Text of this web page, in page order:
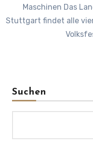
Maschinen Das
Stuttgart findet alle
Suchen